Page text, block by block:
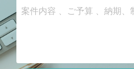
案件内容 、ご予算 、納期